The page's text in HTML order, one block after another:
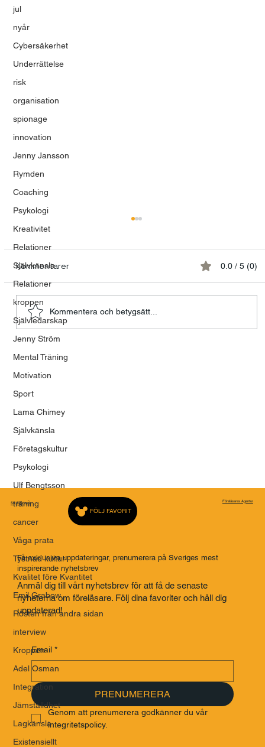
jul
nyår
Cybersäkerhet
Underrättelse
risk
organisation
spionage
innovation
Jenny Jansson
Rymden
Coaching
Psykologi
Kreativitet
Relationer
Självkänsla
Relationer
kroppen
Självledarskap
Jenny Ström
Mental Träning
Motivation
Sport
Lama Chimey
Självkänsla
Företagskultur
Psykologi
Ulf Bengtsson
träning
cancer
Våga prata
Tystnad kultur
Kvalitet före Kvantitet
Emil Grabow
Rösten från andra sidan
interview
Kroppen
Adel Osman
Integration
Jämställdhet
Lagkänsla
Existensiellt
Modet att våga vara mänsklig
Kommentarer 0.0 / 5 (0)
Kommentera och betygsätt...
Saj Talarbyrå Föreläsares Agentur
FÖLJ FAVORIT
Få exklusiva uppdateringar, prenumerera på Sveriges mest
inspirerande nyhetsbrev
Anmäl dig till vårt nyhetsbrev för att få de senaste
nyheterna om föreläsare. Följ dina favoriter och håll dig
uppdaterad!
Email *
PRENUMERERA
Genom att prenumerera godkänner du vår
integritetspolicy.